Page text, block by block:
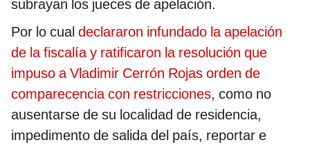
subrayan los jueces de apelación.
Por lo cual declararon infundado la apelación
de la fiscalía y ratificaron la resolución que
impuso a Vladimir Cerrón Rojas orden de
comparecencia con restricciones, como no
ausentarse de su localidad de residencia,
impedimento de salida del país, reportar e